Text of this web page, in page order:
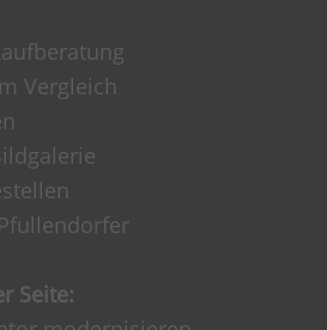
Vergleich
Seite: